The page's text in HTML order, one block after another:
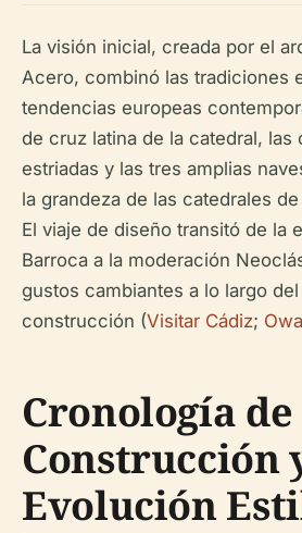
La visión inicial, creada por el
Acero, combinó las tradiciones
tendencias europeas
de cruz latina de la catedral, las
estriadas y las tres amplias
la grandeza de las catedrales
El viaje de diseño transitó de la
Barroca a la moderación
gustos cambiantes a lo largo
construcción (Visitar Cádiz;
Cronología de
Construcción
Evolución